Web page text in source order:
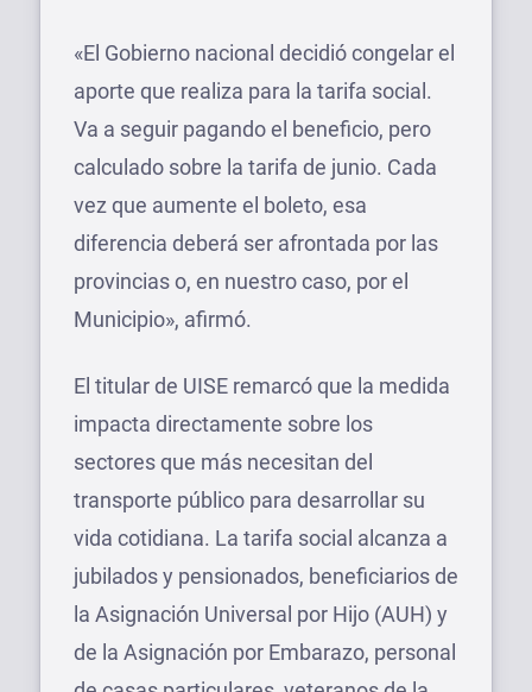
«El Gobierno nacional decidió congelar el
aporte que realiza para la tarifa social.
Va a seguir pagando el beneficio, pero
calculado sobre la tarifa de junio. Cada
vez que aumente el boleto, esa
diferencia deberá ser afrontada por las
provincias o, en nuestro caso, por el
Municipio», afirmó.
El titular de UISE remarcó que la medida
impacta directamente sobre los
sectores que más necesitan del
transporte público para desarrollar su
vida cotidiana. La tarifa social alcanza a
jubilados y pensionados, beneficiarios de
la Asignación Universal por Hijo (AUH) y
de la Asignación por Embarazo, personal